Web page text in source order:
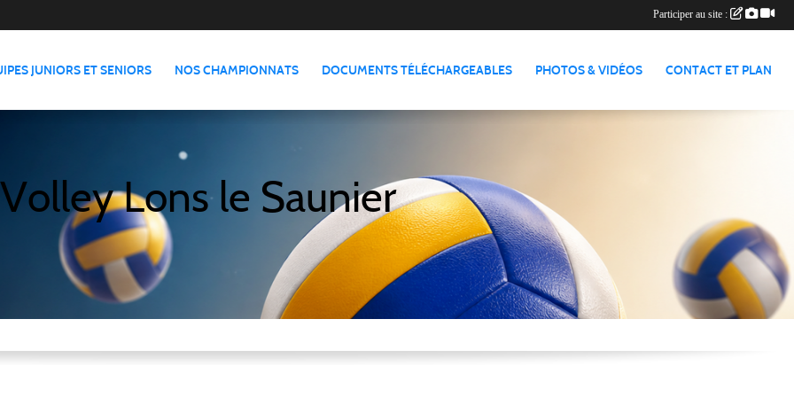
JUNIORS ET SENIORS NOS CHAMPIONNATS DOCUMENTS TÉLÉCHARGEABLES PHOTOS & VIDÉOS CONTACT ET PLAN
Volley Lons le Saunier
Participer au site :